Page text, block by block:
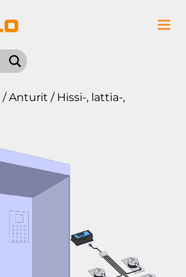
/Anturit / Hissi-, lattia-,